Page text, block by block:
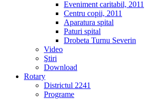
Eveniment caritabil, 2011
Centru copii, 2011
Aparatura spital
Paturi spital
Drobeta Turnu Severin
Video
Ştiri
Download
Rotary
Districtul 2241
Programe